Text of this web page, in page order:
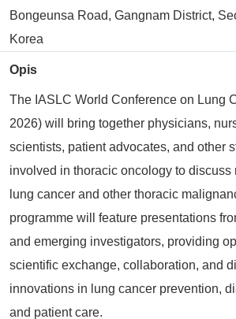
Bongeunsa Road, Gangnam District,
Korea
Opis
The IASLC World Conference on Lung
2026) will bring together physicians,
scientists, patient advocates, and other
involved in thoracic oncology to discuss
lung cancer and other thoracic
programme will feature presentations
and emerging investigators, providing
scientific exchange, collaboration, and
innovations in lung cancer prevention,
and patient care.